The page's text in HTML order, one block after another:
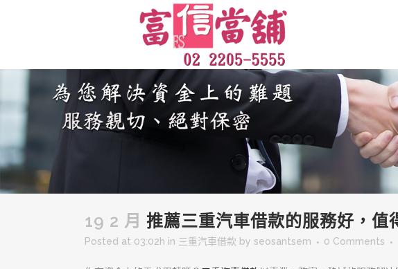
19 2 月 推薦三重汽車借款的服務好，值
Posted at 03:02h in 三重汽車借款 by seosantsem 0 Comments